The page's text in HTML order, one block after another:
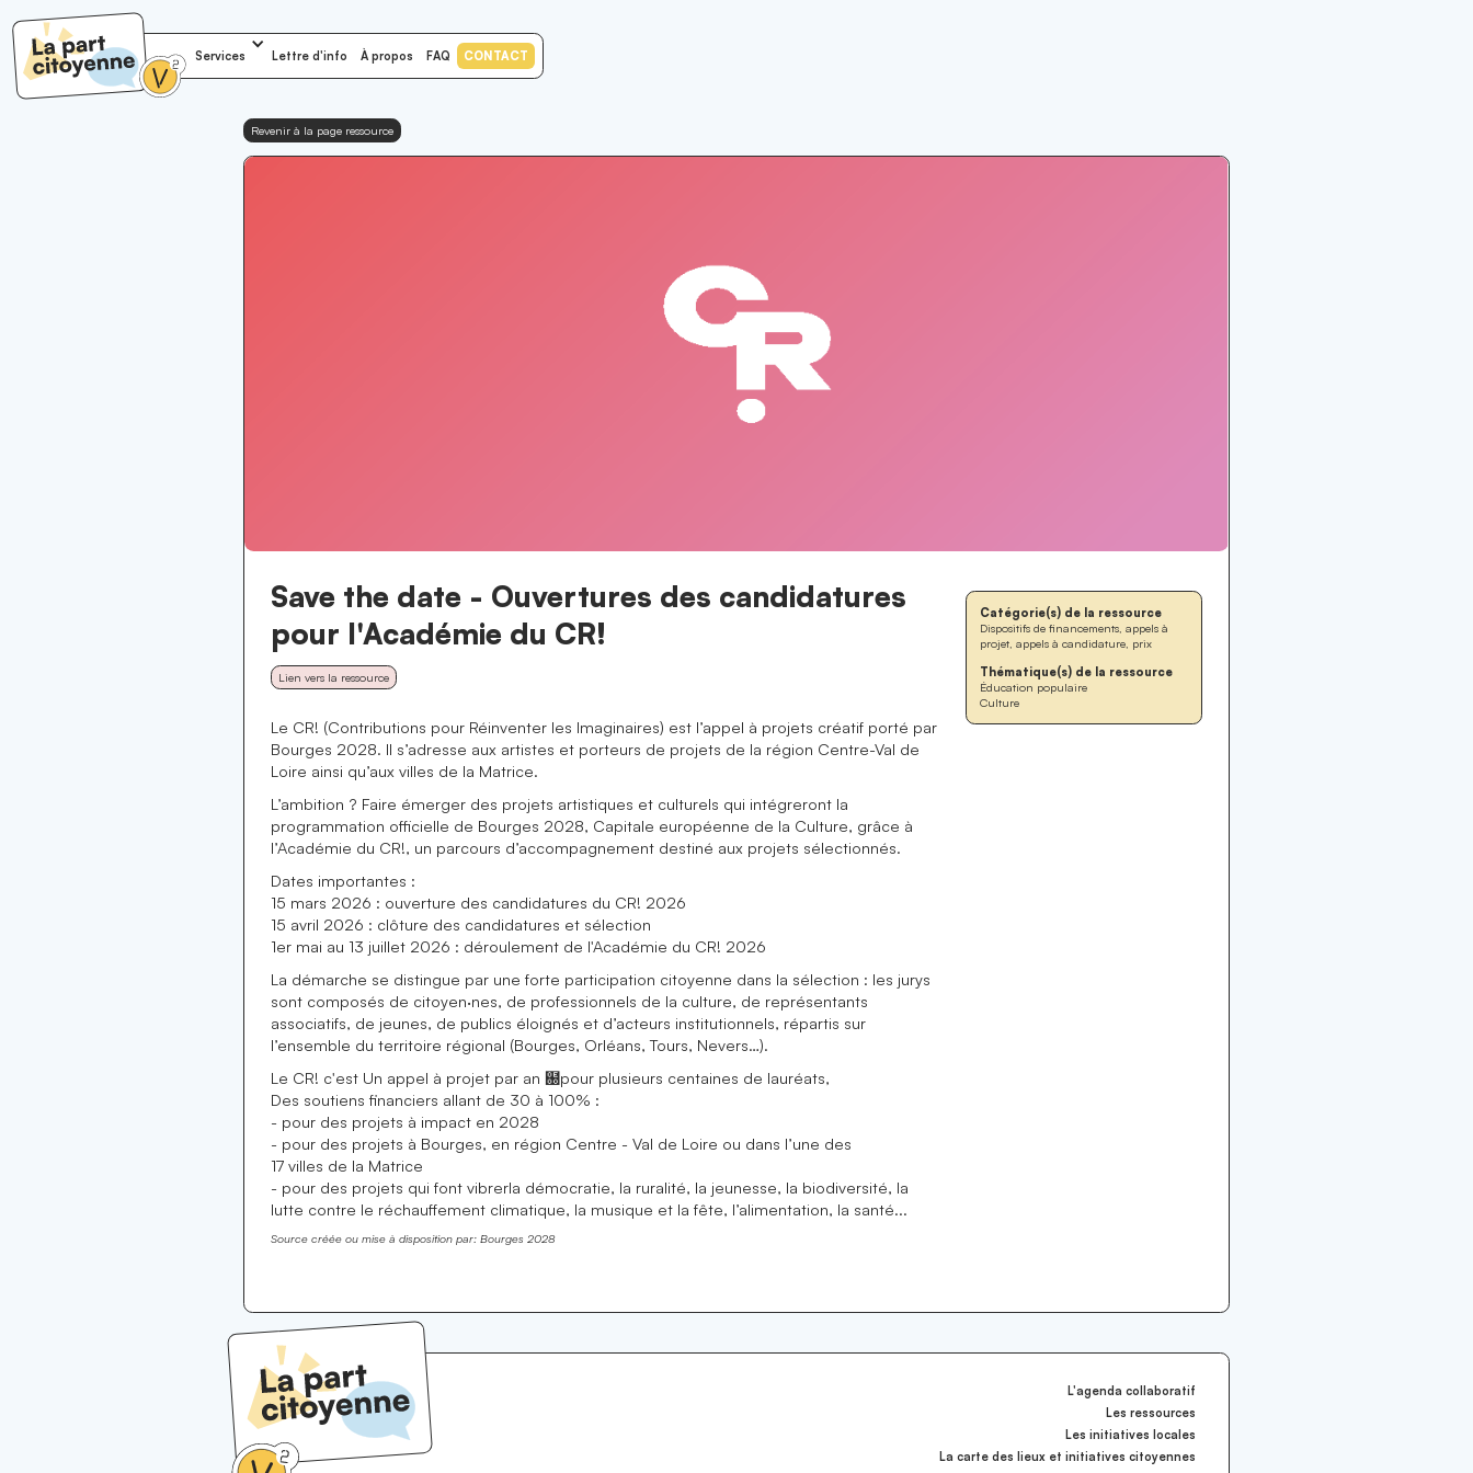
Services Lettre d'info À propos FAQ CONTACT
Revenir à la page ressource
Save the date - Ouvertures des candidatures
pour l'Académie du CR!
Lien vers la ressource
Le CR! (Contributions pour Réinventer les Imaginaires) est l’appel à projets créatif porté par
Bourges 2028. Il s’adresse aux artistes et porteurs de projets de la région Centre-Val de
Loire ainsi qu’aux villes de la Matrice.
L’ambition ? Faire émerger des projets artistiques et culturels qui intégreront la
programmation officielle de Bourges 2028, Capitale européenne de la Culture, grâce à
l’Académie du CR!, un parcours d’accompagnement destiné aux projets sélectionnés.
Dates importantes :
15 mars 2026 : ouverture des candidatures du CR! 2026
15 avril 2026 : clôture des candidatures et sélection
1er mai au 13 juillet 2026 : déroulement de l'Académie du CR! 2026
La démarche se distingue par une forte participation citoyenne dans la sélection : les jurys
sont composés de citoyen·nes, de professionnels de la culture, de représentants
associatifs, de jeunes, de publics éloignés et d’acteurs institutionnels, répartis sur
l’ensemble du territoire régional (Bourges, Orléans, Tours, Nevers…).
Le CR! c'est Un appel à projet par an ฀pour plusieurs centaines de lauréats,
Des soutiens financiers allant de 30 à 100% :
- pour des projets à impact en 2028
- pour des projets à Bourges, en région Centre - Val de Loire ou dans l’une des
17 villes de la Matrice
- pour des projets qui font vibrerla démocratie, la ruralité, la jeunesse, la biodiversité, la
lutte contre le réchauffement climatique, la musique et la fête, l’alimentation, la santé...
Source créée ou mise à disposition par: Bourges 2028
Catégorie(s) de la ressource
Dispositifs de financements, appels à
projet, appels à candidature, prix
Thématique(s) de la ressource
Éducation populaire
Culture
L'agenda collaboratif
Les ressources
Les initiatives locales
La carte des lieux et initiatives citoyennes